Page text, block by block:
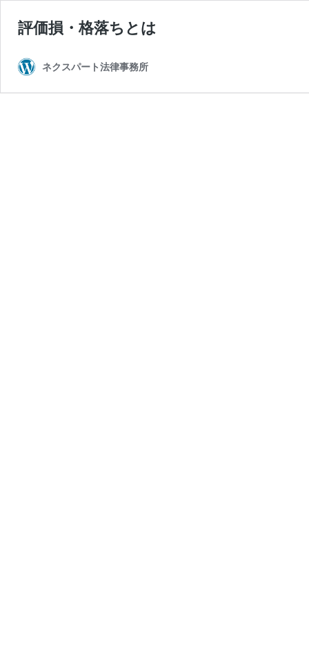
評価損・格落ちとは
ネクスパート法律事務所